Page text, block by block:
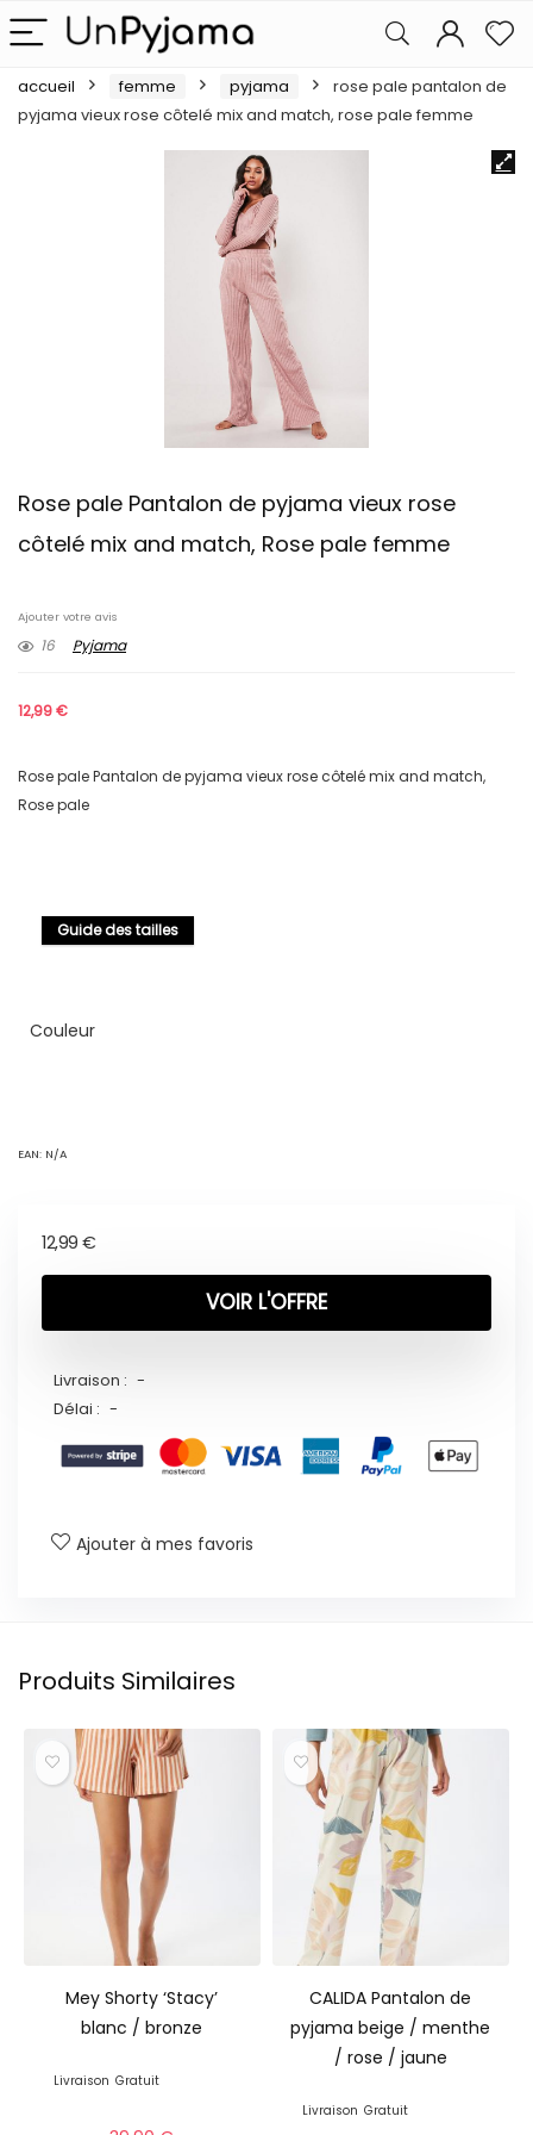
accueil femme pyjama
rose pale pantalon de
pyjama vieux rose côtelé mix and match, rose pale femme
Rose pale Pantalon de pyjama vieux rose
côtelé mix and match, Rose pale femme
Ajouter votre avis
16 Pyjama
12,99€
Rose pale Pantalon de pyjama vieux rose côtelé mix and match,
Rose pale
Guide des tailles
Couleur
EAN: N/A
12,99 €
VOIR L'OFFRE
Livraison : -
Délai : -
Ajouter à mes favoris
Produits Similaires
Mey Shorty ‘Stacy’
blanc / bronze
Livraison Gratuit
CALIDA Pantalon de
pyjama beige / menthe
/ rose / jaune
Livraison Gratuit